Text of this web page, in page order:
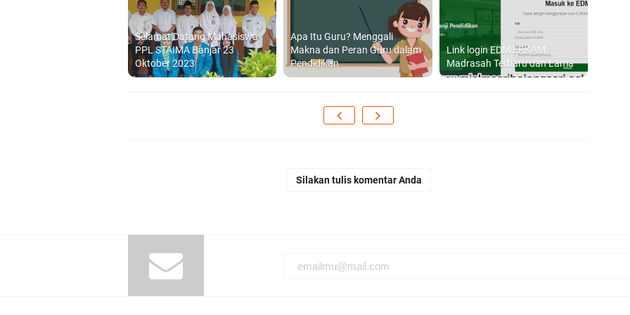
Selamat Datang Mahasiswa
PPL STAIMA Banjar 23
Oktober 2023
Apa Itu Guru? Menggali
Makna dan Peran Guru dalam
Pendidikan
Link login EDM ERKAM
Madrasah Terbaru dan Lama
Silakan tulis komentar Anda